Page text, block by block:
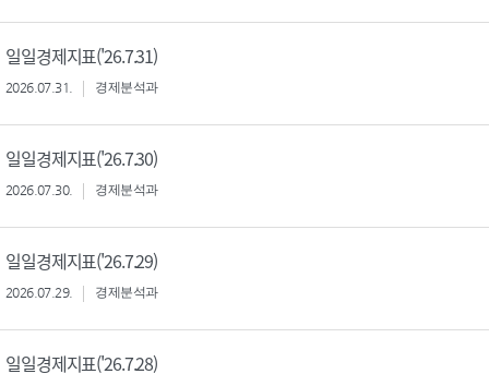
일일경제지표('26.7.31)
2026.07.31. 경제분석과
일일경제지표('26.7.30)
2026.07.30. 경제분석과
일일경제지표('26.7.29)
2026.07.29. 경제분석과
일일경제지표('26.7.28)